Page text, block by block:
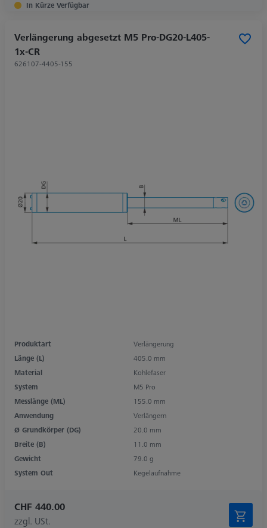
In Kürze Verfügbar
Verlängerung abgesetzt M5 Pro-DG20-L405-
1x-CR
626107-4405-155
Produktart
Verlängerung
Länge (L)
405.0 mm
Material
Kohlefaser
System
M5 Pro
Messlänge (ML)
155.0 mm
Anwendung
Verlängern
Ø Grundkörper (DG)
20.0 mm
Breite (B)
11.0 mm
Gewicht
79.0 g
System Out
Kegelaufnahme
CHF 440.00
zzgl. USt.